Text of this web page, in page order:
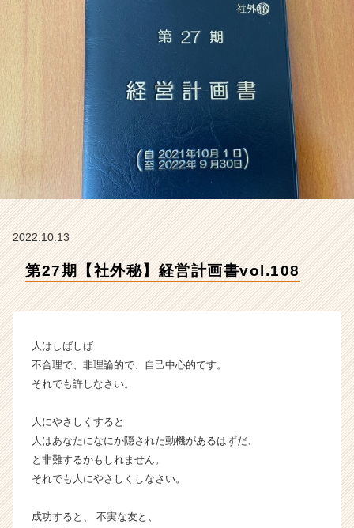
社
テ
ッ
ク
工
業
の
タ
イ
ン】
|
ー・
業
ら
ス
ウ
2022.10.13
第27期【社外秘】経営計画書vol.108
人はしばしば
不合理で、非理論的で、自己中心的です。
それでも許しなさい。
人にやさしくすると
人はあなたになにか隠された動機があるはずだ、
と非難するかもしれません。
それでも人にやさしくしなさい。
成功すると、 不実な友と、